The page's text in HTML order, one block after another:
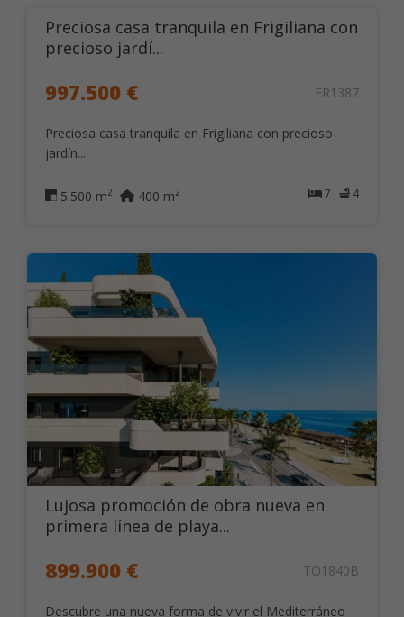
Preciosa casa tranquila en Frigiliana con
precioso jardí...
997.500 € FR1387
Preciosa casa tranquila en Frigiliana con precioso
jardín...
7 4
5.500 m2 400 m2
Lujosa promoción de obra nueva en
primera línea de playa...
899.900 € TO1840B
Descubre una nueva forma de vivir el Mediterráneo